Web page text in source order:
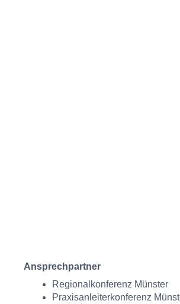
Ansprechpartner
Regionalkonferenz Münster
Praxisanleiterkonferenz